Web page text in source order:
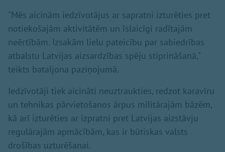
"Mēs aicinām iedzīvotājus ar sapratni izturēties pret
notiekošajām aktivitātēm un īslaicīgi radītajām
neērtībām. Izsakām lielu pateicību par sabiedrības
atbalstu Latvijas aizsardzības spēju stiprināšanā,"
teikts bataljona paziņojumā.
Iedzīvotāji tiek aicināti neuztraukties, redzot karavīru
un tehnikas pārvietošanos ārpus militārajām bāzēm,
kā arī izturēties ar izpratni pret Latvijas aizstāvju
regulārajām apmācībām, kas ir būtiskas valsts
drošības uzturēšanai.